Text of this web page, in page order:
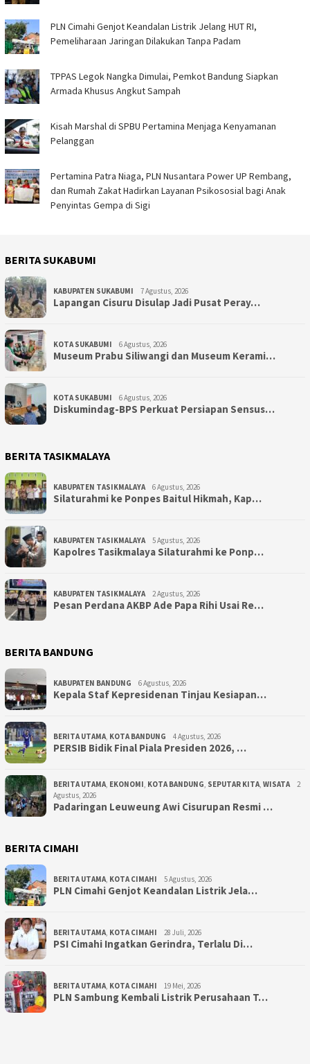
PLN Cimahi Genjot Keandalan Listrik Jelang HUT RI,
Pemeliharaan Jaringan Dilakukan Tanpa Padam
TPPAS Legok Nangka Dimulai, Pemkot Bandung Siapkan
Armada Khusus Angkut Sampah
Kisah Marshal di SPBU Pertamina Menjaga Kenyamanan
Pelanggan
Pertamina Patra Niaga, PLN Nusantara Power UP Rembang,
dan Rumah Zakat Hadirkan Layanan Psikososial bagi Anak
Penyintas Gempa di Sigi
BERITA SUKABUMI
KABUPATEN SUKABUMI 7 Agustus, 2026
Lapangan Cisuru Disulap Jadi Pusat Peray…
KOTA SUKABUMI 6 Agustus, 2026
Museum Prabu Siliwangi dan Museum Kerami…
KOTA SUKABUMI 6 Agustus, 2026
Diskumindag-BPS Perkuat Persiapan Sensus…
BERITA TASIKMALAYA
KABUPATEN TASIKMALAYA 6 Agustus, 2026
Silaturahmi ke Ponpes Baitul Hikmah, Kap…
KABUPATEN TASIKMALAYA 5 Agustus, 2026
Kapolres Tasikmalaya Silaturahmi ke Ponp…
KABUPATEN TASIKMALAYA 2 Agustus, 2026
Pesan Perdana AKBP Ade Papa Rihi Usai Re…
BERITA BANDUNG
KABUPATEN BANDUNG 6 Agustus, 2026
Kepala Staf Kepresidenan Tinjau Kesiapan…
BERITA UTAMA, KOTA BANDUNG 4 Agustus, 2026
PERSIB Bidik Final Piala Presiden 2026, …
BERITA UTAMA, EKONOMI, KOTA BANDUNG, SEPUTAR KITA, WISATA
2
Agustus, 2026
Padaringan Leuweung Awi Cisurupan Resmi …
BERITA CIMAHI
BERITA UTAMA, KOTA CIMAHI 5 Agustus, 2026
PLN Cimahi Genjot Keandalan Listrik Jela…
BERITA UTAMA, KOTA CIMAHI 28 Juli, 2026
PSI Cimahi Ingatkan Gerindra, Terlalu Di…
BERITA UTAMA, KOTA CIMAHI 19 Mei, 2026
PLN Sambung Kembali Listrik Perusahaan T…